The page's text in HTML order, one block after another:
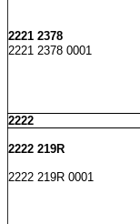
2221 2378
2221 2378 0001
2222
2222 219R
2222 219R 0001